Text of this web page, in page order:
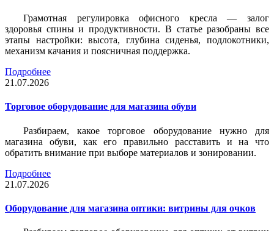
Грамотная регулировка офисного кресла — залог
здоровья спины и продуктивности. В статье разобраны все
этапы настройки: высота, глубина сиденья, подлокотники,
механизм качания и поясничная поддержка.
Подробнее
21.07.2026
Торговое оборудование для магазина обуви
Разбираем, какое торговое оборудование нужно для
магазина обуви, как его правильно расставить и на что
обратить внимание при выборе материалов и зонировании.
Подробнее
21.07.2026
Оборудование для магазина оптики: витрины для очков